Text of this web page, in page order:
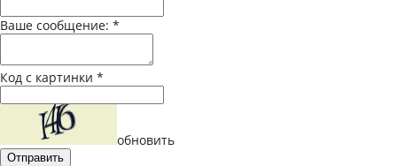
Ваше сообщение: *
Код с картинки *
обновить